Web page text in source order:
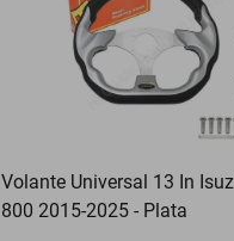
Volante Universal 13 In
800 2015-2025 - Plata